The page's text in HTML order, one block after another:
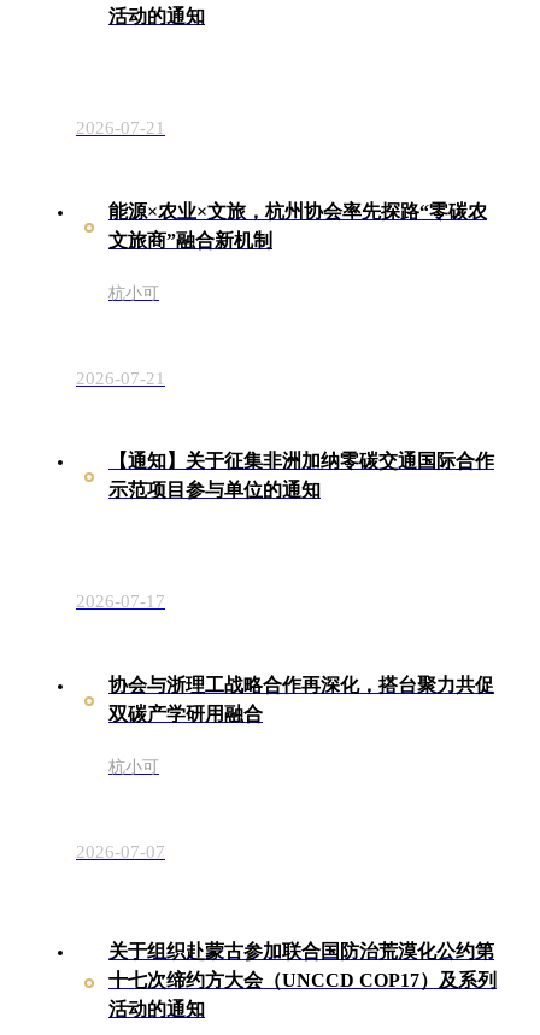
活动的通知
2026-07-21
能源×农业×文旅，杭州协会率先探路“零碳农
文旅商”融合新机制
杭小可
2026-07-21
【通知】关于征集非洲加纳零碳交通国际合作
示范项目参与单位的通知
2026-07-17
协会与浙理工战略合作再深化，搭台聚力共促
双碳产学研用融合
杭小可
2026-07-07
关于组织赴蒙古参加联合国防治荒漠化公约第
十七次缔约方大会（UNCCD COP17）及系列
活动的通知